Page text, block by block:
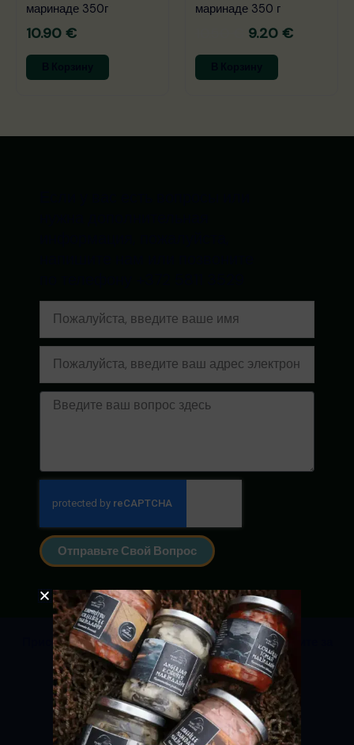
маринаде 350г
10.90 €
маринаде 350 г
9.20 €
Электронная
почта
Сообщение
Отправьте Свой Вопрос
Присоединяйтесь к нашему сообществу и следите за
нами в Facebook и Instagram!
Политика конфиденциальности